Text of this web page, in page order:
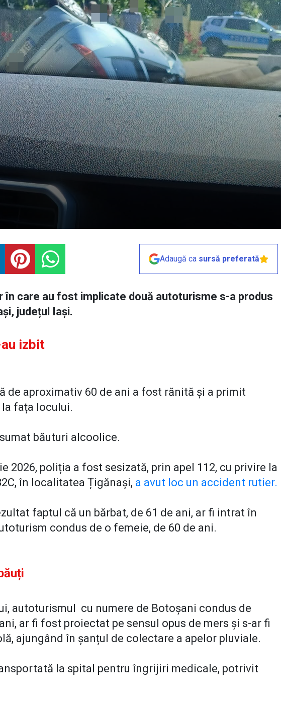
Adaugă ca sursă preferată
în care au fost implicate două autoturisme s-a produs
județul Iași.
izbit
de aproximativ 60 de ani a fost rănită și a primit
fața locului.
băuturi alcoolice.
2026, poliția a fost sesizată, prin apel 112, cu privire la
în localitatea Țigănași, a avut loc un accident rutier.
faptul că un bărbat, de 61 de ani, ar fi intrat în
condus de o femeie, de 60 de ani.
autoturismul cu numere de Botoșani condus de
ar fi fost proiectat pe sensul opus de mers și s-ar fi
ajungând în șanțul de colectare a apelor pluviale.
la spital pentru îngrijiri medicale, potrivit